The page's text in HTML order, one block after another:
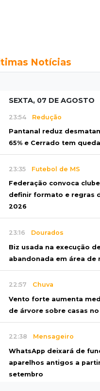
Notícias
SEXTA, 07 DE AGOSTO
23:54 Redução
Pantanal reduz
65% e Cerrado tem queda
23:35 Futebol de MS
Federação convoca
definir formato e regras
2026
23:16 Dourados
Biz usada na execução
abandonada em área de
22:57 Chuva
Vento forte aumenta
de árvore sobre casas no
22:38 Mensageiro
WhatsApp deixará de
aparelhos antigos a
setembro